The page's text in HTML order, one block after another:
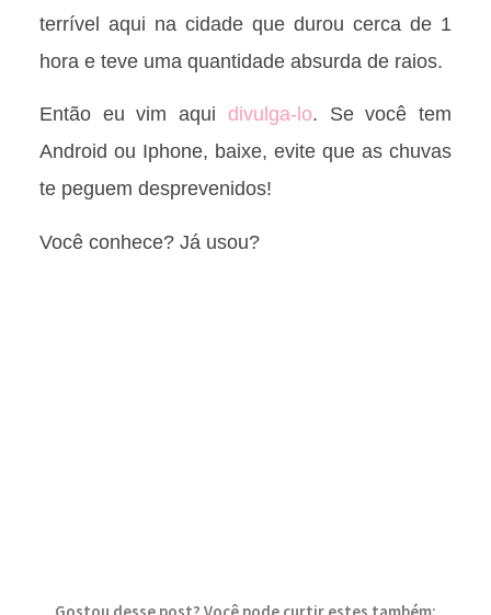
terrível aqui na cidade que durou cerca de 1
hora e teve uma quantidade absurda de raios.
Então eu vim aqui divulga-lo. Se você tem
Android ou Iphone, baixe, evite que as chuvas
te peguem desprevenidos!
Você conhece? Já usou?